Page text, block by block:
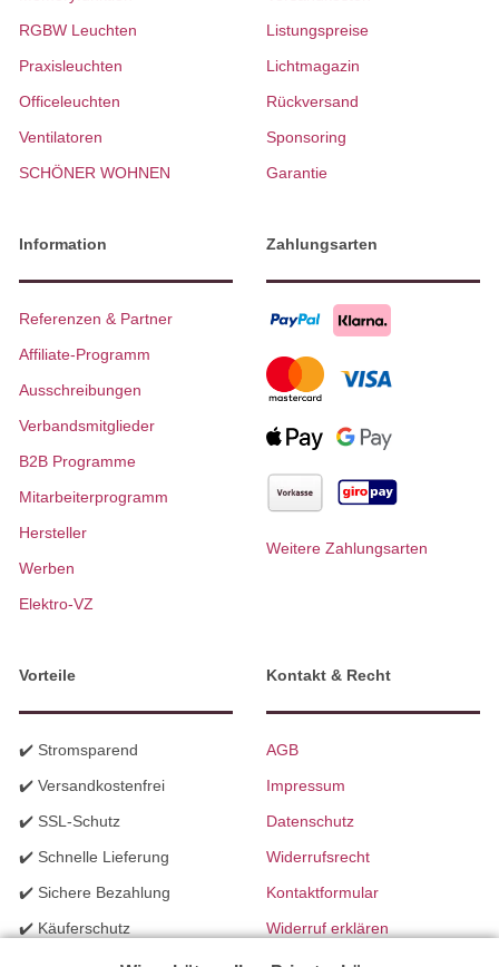
RGBW Leuchten
Praxisleuchten
Officeleuchten
Ventilatoren
SCHÖNER WOHNEN
Listungspreise
Lichtmagazin
Rückversand
Sponsoring
Garantie
Information
Referenzen & Partner
Affiliate-Programm
Ausschreibungen
Verbandsmitglieder
B2B Programme
Mitarbeiterprogramm
Hersteller
Werben
Elektro-VZ
Zahlungsarten
Weitere Zahlungsarten
Vorteile
✔️ Stromsparend
✔️ Versandkostenfrei
✔️ SSL-Schutz
✔️ Schnelle Lieferung
✔️ Sichere Bezahlung
✔️ Käuferschutz
Kontakt & Recht
AGB
Impressum
Datenschutz
Widerrufsrecht
Kontaktformular
Widerruf erklären